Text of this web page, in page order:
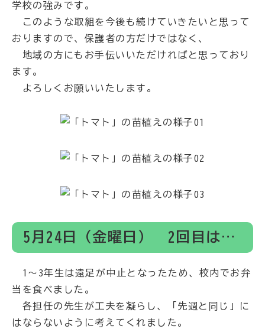
学校の強みです。
このような取組を今後も続けていきたいと思って
おりますので、保護者の方だけではなく、
地域の方にもお手伝いいただければと思っており
ます。
よろしくお願いいたします。
5月24日（金曜日） 2回目は…
1～3年生は遠足が中止となったため、校内でお弁
当を食べました。
各担任の先生が工夫を凝らし、「先週と同じ」に
はならないように考えてくれました。